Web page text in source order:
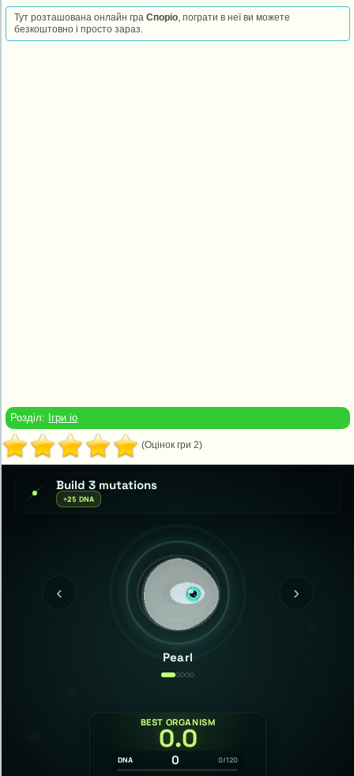
Тут розташована онлайн граСпоріо, пограти в неї ви можете
безкоштовно і просто зараз.
Розділ: Ігри io
(Оцінок гри 2)